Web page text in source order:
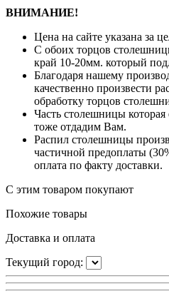
ВНИМАНИЕ!
Цена на сайте указана за
С обоих торцов
край 10-20мм. который
Благодаря нашему
качественно произвести
обработку торцов
Часть столешницы
тоже отдадим Вам.
Распил столешницы
частичной предоплаты
оплата по факту доставки.
С этим товаром покупают
Похожие товары
Доставка и оплата
Текущий город: